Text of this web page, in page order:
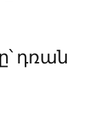
դռան